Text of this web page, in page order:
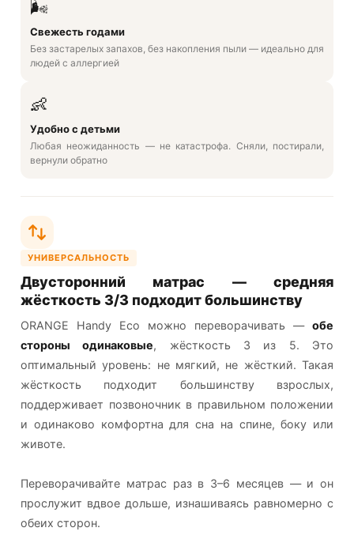
🌬️
Свежесть годами
Без застарелых запахов, без накопления пыли — идеально для
людей с аллергией
👶
Удобно с детьми
Любая неожиданность — не катастрофа. Сняли, постирали,
вернули обратно
УНИВЕРСАЛЬНОСТЬ
Двусторонний матрас — средняя
жёсткость 3/3 подходит большинству
ORANGE Handy Eco можно переворачивать — обе
стороны одинаковые, жёсткость 3 из 5. Это
оптимальный уровень: не мягкий, не жёсткий. Такая
жёсткость подходит большинству взрослых,
поддерживает позвоночник в правильном положении
и одинаково комфортна для сна на спине, боку или
животе.
Переворачивайте матрас раз в 3–6 месяцев — и он
прослужит вдвое дольше, изнашиваясь равномерно с
обеих сторон.